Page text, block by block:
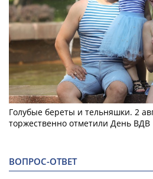
Голубые береты и тельняшки. 2
торжественно отметили День ВДВ
ВОПРОС-ОТВЕТ